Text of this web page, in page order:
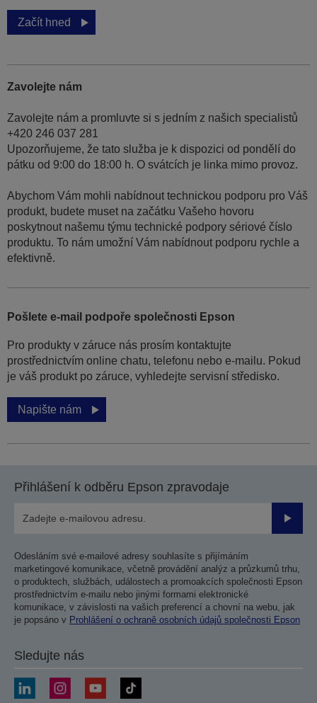
Začít hned
Zavolejte nám
Zavolejte nám a promluvte si s jedním z našich specialistů
+420 246 037 281
Upozorňujeme, že tato služba je k dispozici od pondělí do
pátku od 9:00 do 18:00 h. O svátcích je linka mimo provoz.
Abychom Vám mohli nabídnout technickou podporu pro Váš
produkt, budete muset na začátku Vašeho hovoru
poskytnout našemu týmu technické podpory sériové číslo
produktu. To nám umožní Vám nabídnout podporu rychle a
efektivně.
Pošlete e-mail podpoře společnosti Epson
Pro produkty v záruce nás prosím kontaktujte
prostřednictvím online chatu, telefonu nebo e-mailu. Pokud
je váš produkt po záruce, vyhledejte servisní středisko.
Napište nám
Přihlášení k odběru Epson zpravodaje
Odesláním své e-mailové adresy souhlasíte s přijímáním
marketingové komunikace, včetně provádění analýz a průzkumů trhu,
o produktech, službách, událostech a promoakcích společnosti Epson
prostřednictvím e-mailu nebo jinými formami elektronické
komunikace, v závislosti na vašich preferencí a chovní na webu, jak
je popsáno v Prohlášení o ochraně osobních údajů společnosti Epson
Sledujte nás